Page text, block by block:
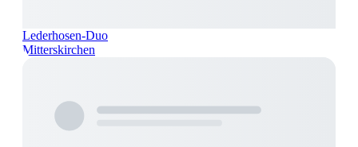
Lederhosen-Duo
Mitterskirchen